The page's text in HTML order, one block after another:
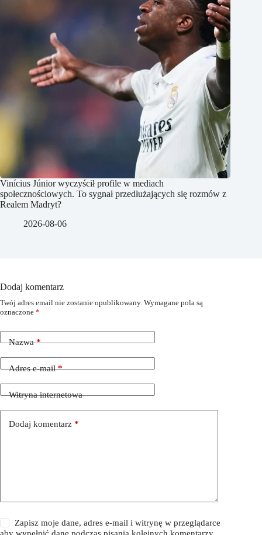
Vinícius Júnior wyczyścił profile w mediach
społecznościowych. To sygnał przedłużających się rozmów z
Realem Madryt?
2026-08-06
Dodaj komentarz
Twój adres email nie zostanie opublikowany. Wymagane pola są
oznaczone *
Nazwa*
Adres e-mail*
Witryna internetowa
Dodaj komentarz *
Zapisz moje dane, adres e-mail i witrynę w przeglądarce
aby wypełnić dane podczas pisania kolejnych komentarzy.